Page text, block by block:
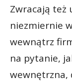
Zwracają też
niezmiernie
wewnątrz
na pytanie,
wewnętrzna,